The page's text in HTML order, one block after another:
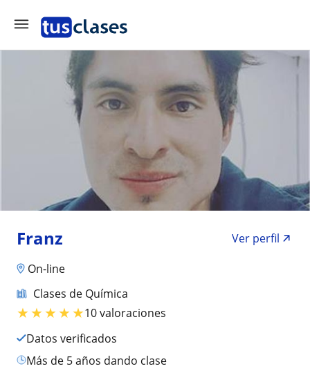
Franz
Ver perfil
On-line
Clases de Química
★★★★★10 valoraciones
Datos verificados
más de 5 años dando clase